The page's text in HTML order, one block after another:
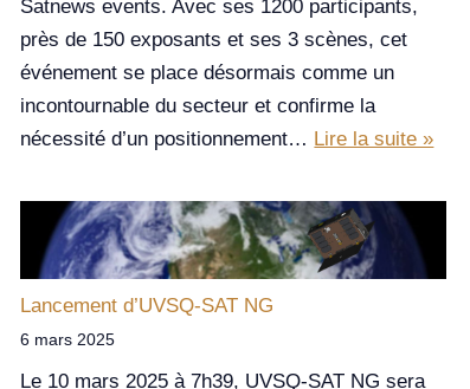
Satnews events. Avec ses 1200 participants,
près de 150 exposants et ses 3 scènes, cet
événement se place désormais comme un
incontournable du secteur et confirme la
nécessité d’un positionnement… Lire la suite »
Lancement d’UVSQ-SAT NG
6 mars 2025
Le 10 mars 2025 à 7h39, UVSQ-SAT NG sera